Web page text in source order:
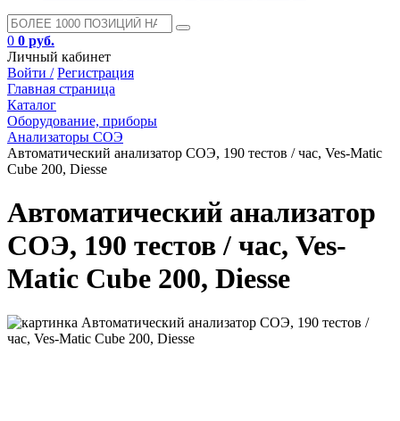
0 0 руб.
Личный кабинет
Войти / Регистрация
Главная страница
Каталог
Оборудование, приборы
Анализаторы СОЭ
Автоматический анализатор СОЭ, 190 тестов / час, Ves-Matic
Cube 200, Diesse
Автоматический анализатор
СОЭ, 190 тестов / час, Ves-
Matic Cube 200, Diesse